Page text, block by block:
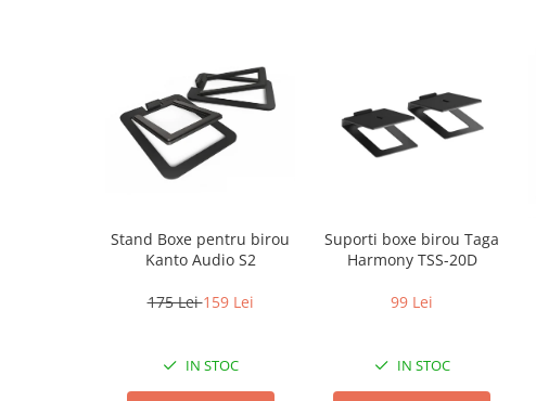
Stand Boxe pentru birou
Kanto Audio S2
175 Lei159 Lei
IN STOC
Suporti boxe birou Taga
Harmony TSS-20D
99 Lei
IN STOC